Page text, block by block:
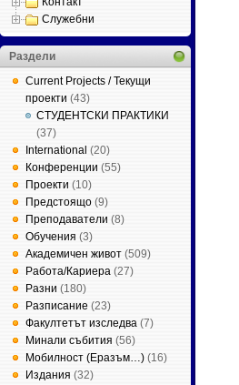
Служебни
Раздели
Current Projects / Текущи
проекти (43)
СТУДЕНТСКИ ПРАКТИКИ
(37)
International (20)
Конференции (55)
Проекти (10)
Предстоящо (9)
Преподаватели (8)
Обучения (3)
Академичен живот (509)
Работа/Кариера (27)
Разни (180)
Разписание (23)
Факултетът изследва (7)
Минали събития (56)
Мобилност (Еразъм…) (16)
Издания (32)